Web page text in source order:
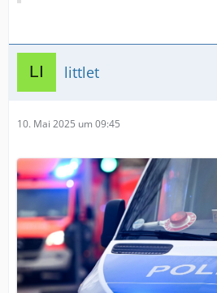
littlet
10. Mai 2025 um 09:45